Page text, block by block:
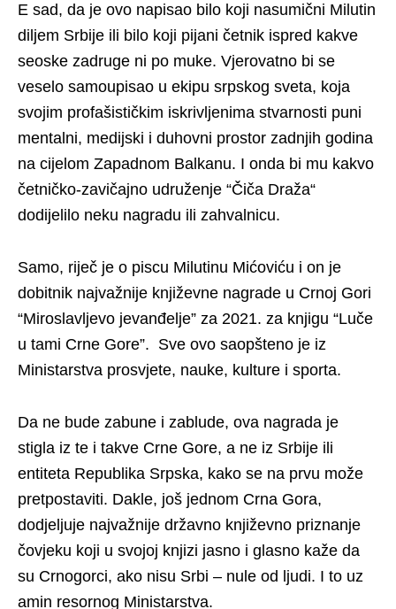
E sad, da je ovo napisao bilo koji nasumični Milutin
diljem Srbije ili bilo koji pijani četnik ispred kakve
seoske zadruge ni po muke. Vjerovatno bi se
veselo samoupisao u ekipu srpskog sveta, koja
svojim profašističkim iskrivljenima stvarnosti puni
mentalni, medijski i duhovni prostor zadnjih godina
na cijelom Zapadnom Balkanu. I onda bi mu kakvo
četničko-zavičajno udruženje “Čiča Draža“
dodijelilo neku nagradu ili zahvalnicu.
Samo, riječ je o piscu Milutinu Mićoviću i on je
dobitnik najvažnije književne nagrade u Crnoj Gori
“Miroslavljevo jevanđelje” za 2021. za knjigu “Luče
u tami Crne Gore”. Sve ovo saopšteno je iz
Ministarstva prosvjete, nauke, kulture i sporta.
Da ne bude zabune i zablude, ova nagrada je
stigla iz te i takve Crne Gore, a ne iz Srbije ili
entiteta Republika Srpska, kako se na prvu može
pretpostaviti. Dakle, još jednom Crna Gora,
dodjeljuje najvažnije državno književno priznanje
čovjeku koji u svojoj knjizi jasno i glasno kaže da
su Crnogorci, ako nisu Srbi – nule od ljudi. I to uz
amin resornog Ministarstva.